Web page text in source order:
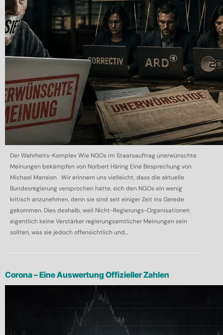
Der Wahrheits-Komplex Wie NGOs im Staatsauftrag unerwünschte
Meinungen bekämpfen von Norbert Häring Eine Besprechung von
Michael Mansion Wir erinnern uns vielleicht, dass die aktuelle
Bundesregierung versprochen hatte, sich den NGOs ein wenig
kritisch anzunehmen, denn sie sind seit einiger Zeit ins Gerede
gekommen. Dies deshalb, weil Nicht-Regierungs-Organisationen
eigentlich keine Verstärker regierungsamtlicher Meinungen sein
sollten, was sie jedoch offensichtlich und...
Corona – Eine Auswertung Offizieller Zahlen